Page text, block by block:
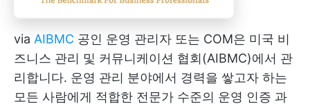
via AIBMC 공인 운영 관리자 또는 COM은 미국 비
즈니스 관리 및 커뮤니케이션 협회(AIBMC)에서 관
리합니다. 운영 관리 분야에서 경력을 쌓고자 하는
모든 사람에게 적합한 전문가 수준의 운영 인증 과